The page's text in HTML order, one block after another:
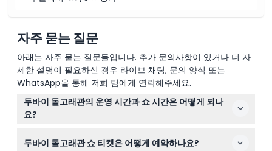
자주 묻는 질문
아래는 자주 묻는 질문들입니다. 추가 문의사항이 있거나 더 자
세한 설명이 필요하신 경우 라이브 채팅, 문의 양식 또는
WhatsApp을 통해 저희 팀에게 연락해주세요.
두바이 돌고래관의 운영 시간과 쇼 시간은 어떻게 되나
요?
되며, 화요일은 휴관입니다. 돌고래 및 물개 쇼는 오전 11시,
두바이 돌고래관 쇼 티켓은 어떻게 예약하나요?